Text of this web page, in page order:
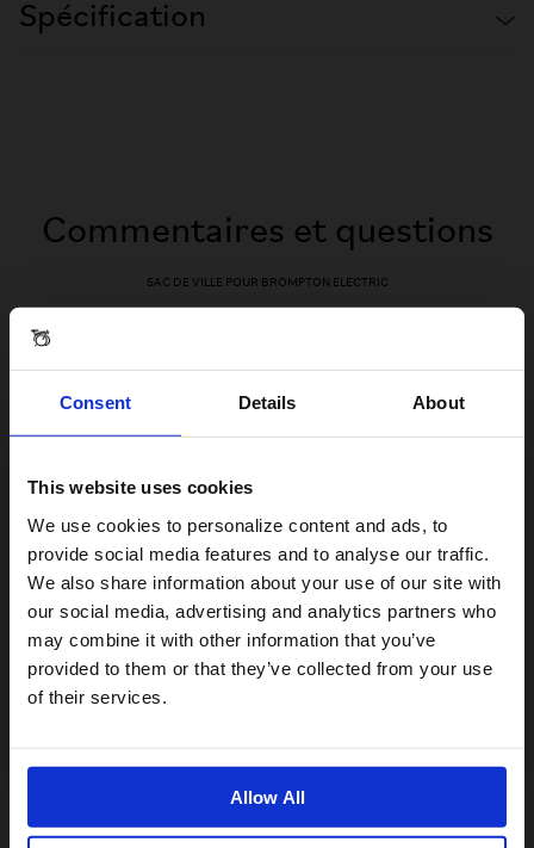
Consent Details About
This website uses cookies
We use cookies to personalize content and ads, to
provide social media features and to analyse our traffic.
We also share information about your use of our site with
our social media, advertising and analytics partners who
may combine it with other information that you’ve
provided to them or that they’ve collected from your use
of their services.
Allow All
Spécification
Commentaires et questions
SAC DE VILLE POUR BROMPTON ELECTRIC
Avis
Visiting from the United States?
For a better experience, please visit our:
US website